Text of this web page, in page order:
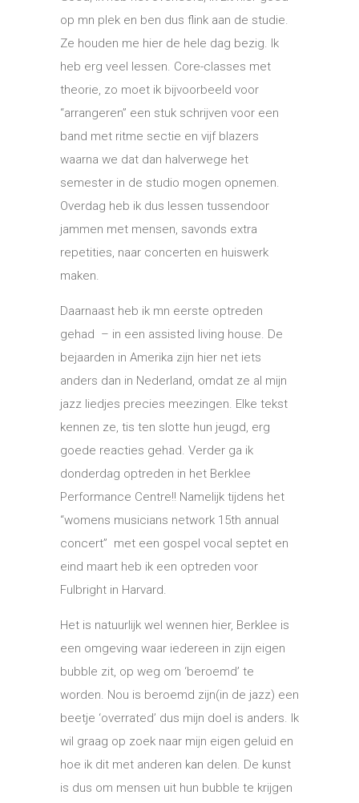
op mn plek en ben dus flink aan de studie.
Ze houden me hier de hele dag bezig. Ik
heb erg veel lessen. Core-classes met
theorie, zo moet ik bijvoorbeeld voor
“arrangeren” een stuk schrijven voor een
band met ritme sectie en vijf blazers
waarna we dat dan halverwege het
semester in de studio mogen opnemen.
Overdag heb ik dus lessen tussendoor
jammen met mensen, savonds extra
repetities, naar concerten en huiswerk
maken.
Daarnaast heb ik mn eerste optreden
gehad – in een assisted living house. De
bejaarden in Amerika zijn hier net iets
anders dan in Nederland, omdat ze al mijn
jazz liedjes precies meezingen. Elke tekst
kennen ze, tis ten slotte hun jeugd, erg
goede reacties gehad. Verder ga ik
donderdag optreden in het Berklee
Performance Centre!! Namelijk tijdens het
“womens musicians network 15th annual
concert” met een gospel vocal septet en
eind maart heb ik een optreden voor
Fulbright in Harvard.
Het is natuurlijk wel wennen hier, Berklee is
een omgeving waar iedereen in zijn eigen
bubble zit, op weg om ‘beroemd’ te
worden. Nou is beroemd zijn(in de jazz) een
beetje ‘overrated’ dus mijn doel is anders. Ik
wil graag op zoek naar mijn eigen geluid en
hoe ik dit met anderen kan delen. De kunst
is dus om mensen uit hun bubble te krijgen